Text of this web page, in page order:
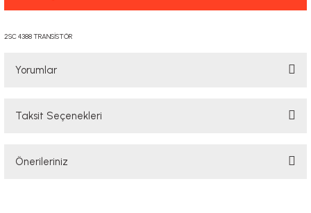
2SC 4388 TRANSİSTÖR
Yorumlar
Taksit Seçenekleri
Önerileriniz